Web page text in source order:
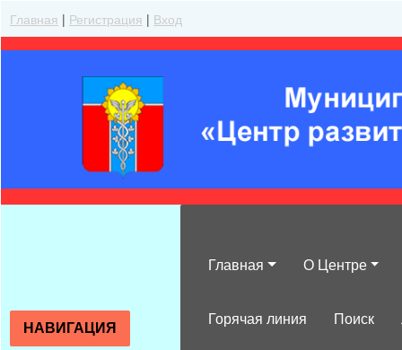
Главная | Регистрация | Вход
Главная О Центре
Горячая линия Поиск
НАВИГАЦИЯ